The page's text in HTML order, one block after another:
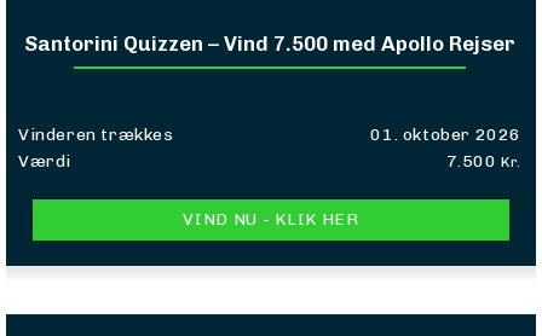
Santorini Quizzen – Vind 7.500 med Apollo Rejser
Vinderen trækkes
01. oktober 2026
Værdi
7.500 Kr.
VIND NU - KLIK HER